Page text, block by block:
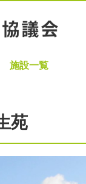
施設一覧
苑